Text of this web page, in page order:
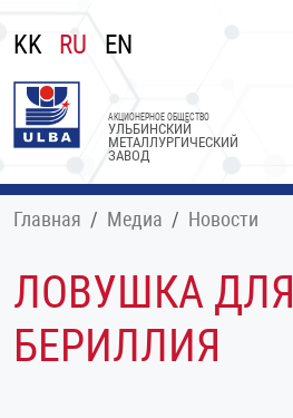
KK RU EN
УЛЬБИНСКИЙ
МЕТАЛЛУРГИЧЕСКИЙ
ЗАВОД
АКЦИОНЕРНОЕ ОБЩЕСТВО
Главная Медиа Новости
ЛОВУШКА ДЛЯ
БЕРИЛЛИЯ